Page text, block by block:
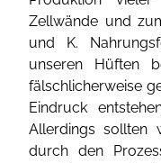
Zellwände und
und K.
unseren Hüften
fälschlicherweise
Eindruck
Allerdings sollten
durch den